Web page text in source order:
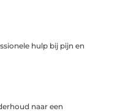
hulp bij pijn en
naar een